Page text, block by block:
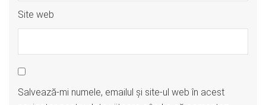
Site web
Salvează-mi numele, emailul și site-ul web în acest